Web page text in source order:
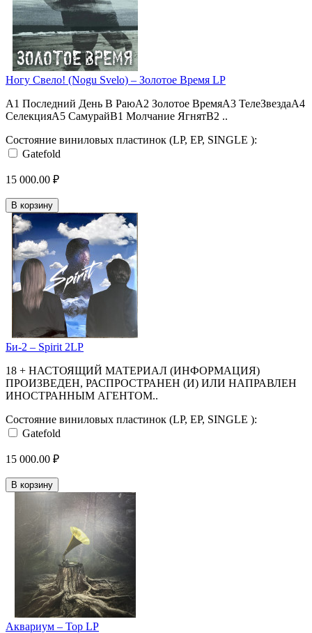
Ногу Свело! (Nogu Svelo) – Золотое Время LP
A1 Последний День В РаюA2 Золотое ВремяA3 ТелеЗвездаA4
СелекцияA5 СамурайB1 Молчание ЯгнятB2 ..
Состояние виниловых пластинок (LP, EP, SINGLE ):
Gatefold
15 000.00 ₽
В корзину
Би-2 – Spirit 2LP
18 + НАСТОЯЩИЙ МАТЕРИАЛ (ИНФОРМАЦИЯ)
ПРОИЗВЕДЕН, РАСПРОСТРАНЕН (И) ИЛИ НАПРАВЛЕН
ИНОСТРАННЫМ АГЕНТОМ..
Состояние виниловых пластинок (LP, EP, SINGLE ):
Gatefold
15 000.00 ₽
В корзину
Аквариум – Тор LP